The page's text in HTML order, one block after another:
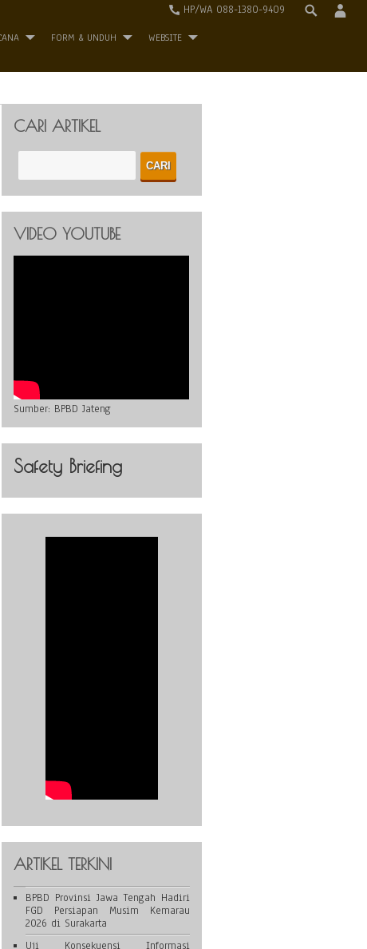
HP/WA 088-1380-9409
FORM & UNDUH WEBSITE
CARI ARTIKEL
VIDEO YOUTUBE
Sumber: BPBD Jateng
Safety Briefing
ARTIKEL TERKINI
BPBD Provinsi Jawa Tengah Hadiri
FGD Persiapan Musim Kemarau
2026 di Surakarta
Uji Konsekuensi Informasi